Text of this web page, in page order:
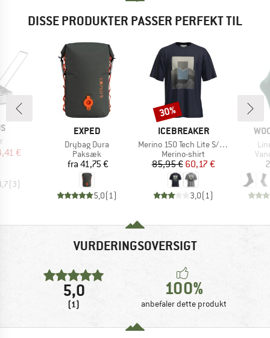
DISSE PRODUKTER PASSER PERFEKT TIL
pris
€
(3)
MÆRKE
EXPED
Artikel
Drybag Dura
Produktgruppe
Paksæk
Pris
fra 41,75 €
5,0(1 )
MÆRKE
ICEBREAKER
Artikel
Merino 150 Tech Lite S/S Relaxed Mountain Shift
Produktgruppe
Merino-shirt
Pris
85,95 €Nedsat pris
60,17 €
3,0(1 )
Rabat
30%
VURDERINGSOVERSIGT
5,0
(1)
100%
anbefaler dette produkt